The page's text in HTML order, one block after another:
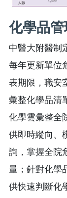
化學品管
中醫大附醫制
每年更新單位
表期限，職安
彙整化學品清
化學雲彙整全
供即時縱向、
詢，掌握全院
量；針對化學
供快速判斷化